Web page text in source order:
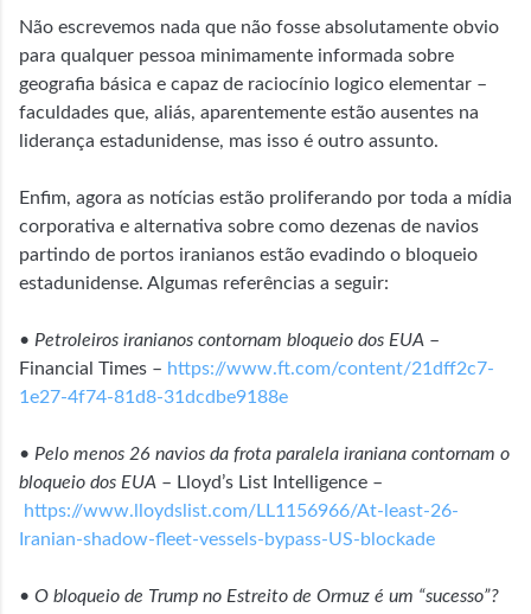
Não escrevemos nada que não fosse absolutamente obvio
para qualquer pessoa minimamente informada sobre
geografia básica e capaz de raciocínio logico elementar –
faculdades que, aliás, aparentemente estão ausentes na
liderança estadunidense, mas isso é outro assunto.
Enfim, agora as notícias estão proliferando por toda a mídia
corporativa e alternativa sobre como dezenas de navios
partindo de portos iranianos estão evadindo o bloqueio
estadunidense. Algumas referências a seguir:
• Petroleiros iranianos contornam bloqueio dos EUA –
Financial Times – https://www.ft.com/content/21dff2c7-
1e27-4f74-81d8-31dcdbe9188e
• Pelo menos 26 navios da frota paralela iraniana contornam o
bloqueio dos EUA – Lloyd’s List Intelligence –
https://www.lloydslist.com/LL1156966/At-least-26-
Iranian-shadow-fleet-vessels-bypass-US-blockade
• O bloqueio de Trump no Estreito de Ormuz é um “sucesso”?